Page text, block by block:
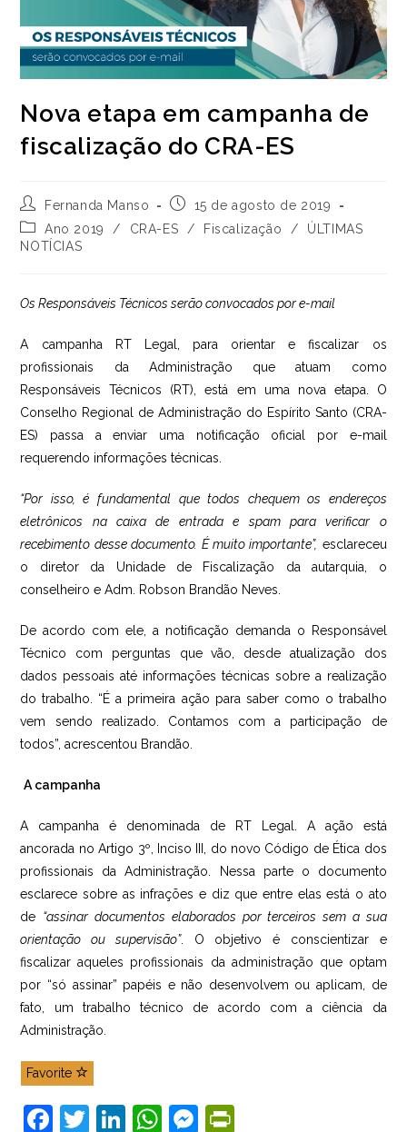
Nova etapa em campanha de
fiscalização do CRA-ES
Autor
do
post:
Fernanda Manso
Post15 de agosto de 2019
Categoria
do
Ano 2019 / CRA-ES / Fiscalização /
ÚLTIMAS
NOTÍCIAS
Os Responsáveis Técnicos serão convocados por e-mail
A campanha RT Legal, para orientar e fiscalizar os
profissionais da Administração que atuam como
Responsáveis Técnicos (RT), está em uma nova etapa. O
Conselho Regional de Administração do Espírito Santo (CRA-
ES) passa a enviar uma notificação oficial por e-mail
requerendo informações técnicas.
“Por isso, é fundamental que todos chequem os endereços
eletrônicos na caixa de entrada e spam para verificar o
recebimento desse documento. É muito importante”, esclareceu
o diretor da Unidade de Fiscalização da autarquia, o
conselheiro e Adm. Robson Brandão Neves.
De acordo com ele, a notificação demanda o Responsável
Técnico com perguntas que vão, desde atualização dos
dados pessoais até informações técnicas sobre a realização
do trabalho. “É a primeira ação para saber como o trabalho
vem sendo realizado. Contamos com a participação de
todos”, acrescentou Brandão.
A campanha
A campanha é denominada de RT Legal. A ação está
ancorada no Artigo 3º, Inciso III, do novo Código de Ética dos
profissionais da Administração. Nessa parte o documento
esclarece sobre as infrações e diz que entre elas está o ato
de “assinar documentos elaborados por terceiros sem a sua
orientação ou supervisão”. O objetivo é conscientizar e
fiscalizar aqueles profissionais da administração que optam
por “só assinar” papéis e não desenvolvem ou aplicam, de
fato, um trabalho técnico de acordo com a ciência da
Administração.
Favorite
F
T
Li W M